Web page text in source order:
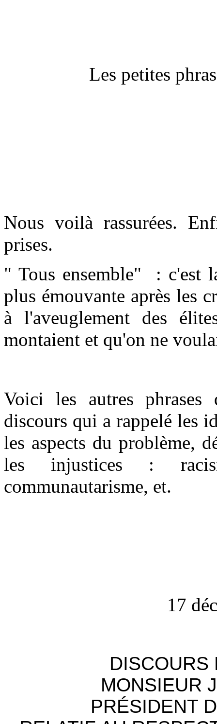
Les petites
Nous voilà rassurées.
prises.
" Tous ensemble"
: c'est
plus émouvante après les
à l'aveuglement des
montaient et qu'on ne
Voici les autres phrases
discours qui a rappelé les
les aspects du problème,
les injustices :
communautarisme, et.
17
DISCOURS
MONSIEUR
PRÉSIDENT